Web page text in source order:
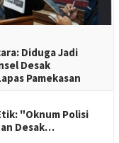
Diduga Jadi
Desak
Pamekasan
"Oknum Polisi
Desak